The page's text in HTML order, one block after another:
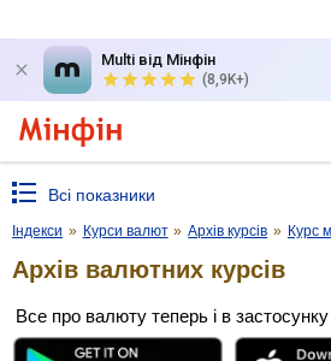
Multi від Мінфін
(8,9K+)
Всі показники
Індекси » Курси валют » Архів курсів » Курс
Архів валютних курсів
Все про валюту теперь і в застосунку